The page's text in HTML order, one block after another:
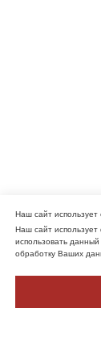
Наш сайт использует
Наш сайт
использовать
обработку Ваших